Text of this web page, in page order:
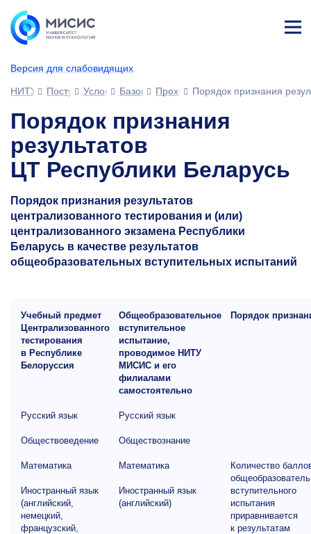
Версия для слабовидящих
ине
НИТУ МИСИСПоступающимУсловия приемаБазовое высшее образование
Проходные баллы и
Порядок признания
Порядок признания
результатов
ЦТ Республики Беларусь
Порядок признания результатов
централизованного тестирования и (или)
централизованного экзамена Республики
Беларусь в качестве результатов
общеобразовательных вступительных испытаний
Учебный предмет
Централизованного
тестирования
в Республике
Белоруссия
Общеобразовательное
вступительное
испытание,
проводимое НИТУ
МИСИС и его
филиалами
самостоятельно
Порядок
Русский язык Русский язык
Количество
вступительного
испытания
приравнивается
к результатам
Обществоведение Обществознание
Математика Математика
Иностранный язык
(английский,
немецкий,
французский,
Иностранный язык
(английский)